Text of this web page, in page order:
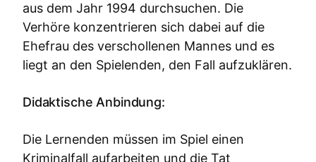
aus dem Jahr 1994 durchsuchen. Die
Verhöre konzentrieren sich dabei auf die
Ehefrau des verschollenen Mannes und es
liegt an den Spielenden, den Fall aufzuklären.
Didaktische Anbindung:
Die Lernenden müssen im Spiel einen
Kriminalfall aufarbeiten und die Tat